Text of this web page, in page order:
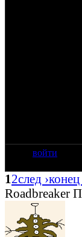
войти
12след ›конец
Roadbreaker